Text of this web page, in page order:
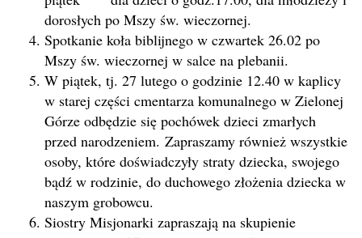
dorosłych po Mszy św. wieczornej.
Spotkanie koła biblijnego w czwartek 26.02 po
Mszy św. wieczornej w salce na plebanii.
W piątek, tj. 27 lutego o godzinie 12.40 w kaplicy
w starej części cmentarza komunalnego w Zielonej
Górze odbędzie się pochówek dzieci zmarłych
przed narodzeniem. Zapraszamy również wszystkie
osoby, które doświadczyły straty dziecka, swojego
bądź w rodzinie, do duchowego złożenia dziecka w
naszym grobowcu.
Siostry Misjonarki zapraszają na skupienie